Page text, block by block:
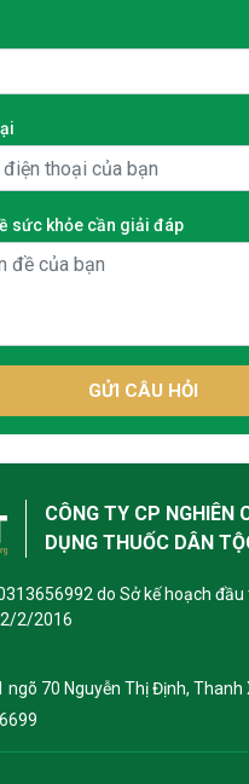
sức khỏe cần giải đáp
GỬI CÂU HỎI
CÔNG TY CP NGHIÊN
DỤNG THUỐC DÂN
do Sở kế hoạch
2/2016
ngõ 70 Nguyễn Thị Định, Thanh